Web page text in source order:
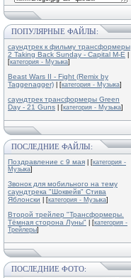
ПОПУЛЯРНЫЕ ФАЙЛЫ:
саундтрек к фильму трансформеры
2 Taking Back Sunday - Capital M-E
[категория - Музыка]
Beast Wars II - Fight (Remix by
Taggenagger)
| [категория - Музыка]
саундтрек трансформеры Green
Day - 21 Guns
| [категория - Музыка]
ПОСЛЕДНИЕ ФАЙЛЫ:
Поздравление с 9 мая | [категория -
Музыка]
Звонок для мобильного на тему
саундтрека "Шоквейв" Стива
Яблонски
| [категория - Музыка]
Второй трейлер "Трансформеры.
Тёмная сторона Луны"
| [категория -
Трейлеры]
ПОСЛЕДНИЕ ФОТО: